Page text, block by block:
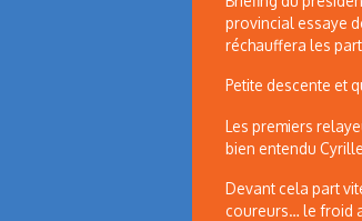
provincial essaye
réchauffera les
Petite descente et
Les premiers
bien entendu
Devant cela part
coureurs… le froid